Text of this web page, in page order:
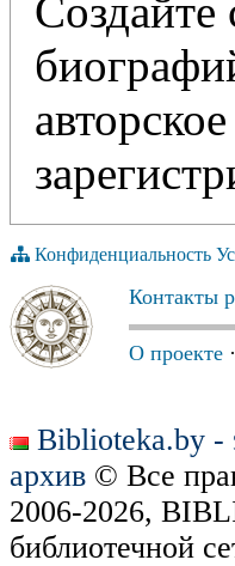
Создайте
Конфиденциальность
Контакты
О проекте ·
Biblioteka.by -
архив © Все
2006-2026,
библиотечной